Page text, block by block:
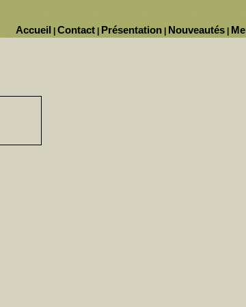
Nouveautés
Présentation
Contact
Accueil